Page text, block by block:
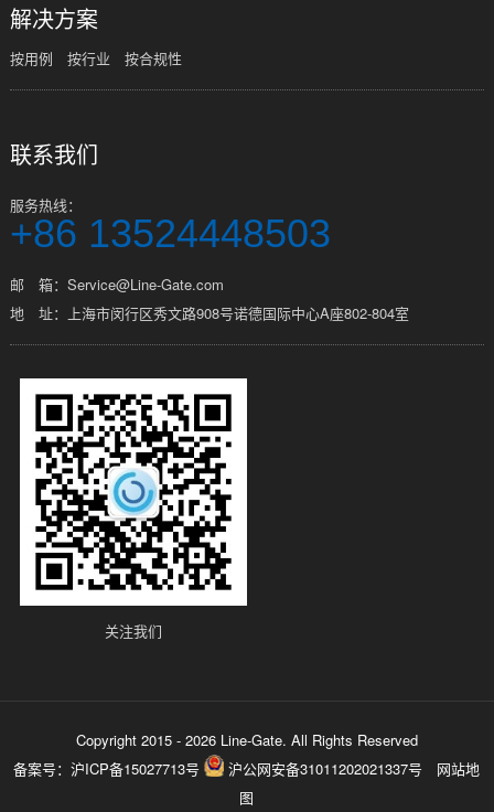
解决方案
按用例 按行业 按合规性
联系我们
服务热线：
+86 13524448503
邮 箱：Service@Line-Gate.com
地 址：上海市闵行区秀文路908号诺德国际中心A座802-804室
关注我们
Copyright 2015 - 2026 Line-Gate. All Rights Reserved
备案号：沪ICP备15027713号 沪公网安备31011202021337号
网站地
图